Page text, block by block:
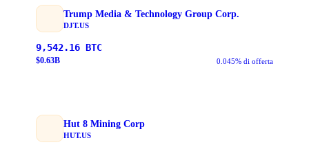
Trump Media & Technology Group Corp.
DJT.US
9,542.16 BTC
$0.63B 0.045% di offerta
Hut 8 Mining Corp
HUT.US